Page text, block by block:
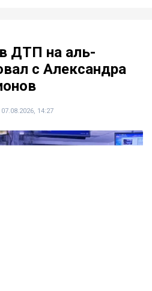
ДТП на аль-
с Александра
07.08.2026, 14:27